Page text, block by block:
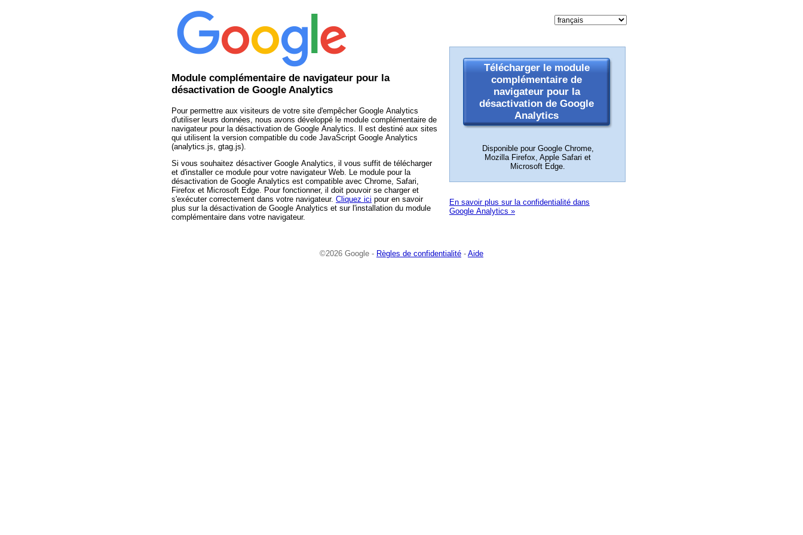
Module complémentaire de navigateur pour la
désactivation de Google Analytics
Pour permettre aux visiteurs de votre site d'empêcher Google Analytics
d'utiliser leurs données, nous avons développé le module complémentaire de
navigateur pour la désactivation de Google Analytics. Il est destiné aux sites
qui utilisent la version compatible du code JavaScript Google Analytics
(analytics.js, gtag.js).
Si vous souhaitez désactiver Google Analytics, il vous suffit de télécharger
et d'installer ce module pour votre navigateur Web. Le module pour la
désactivation de Google Analytics est compatible avec Chrome, Safari,
Firefox et Microsoft Edge. Pour fonctionner, il doit pouvoir se charger et
s'exécuter correctement dans votre navigateur. Cliquez ici pour en savoir
plus sur la désactivation de Google Analytics et sur l'installation du module
complémentaire dans votre navigateur.
Télécharger le module
complémentaire de
navigateur pour la
désactivation de Google
Analytics
Disponible pour Google Chrome,
Mozilla Firefox, Apple Safari et
Microsoft Edge.
En savoir plus sur la confidentialité dans
Google Analytics »
©2026 Google - Règles de confidentialité - Aide